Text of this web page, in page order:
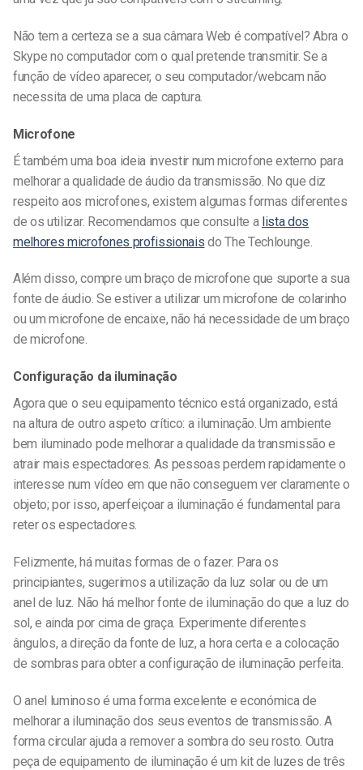
Não tem a certeza se a sua câmara Web é compatível? Abra o
Skype no computador com o qual pretende transmitir. Se a
função de vídeo aparecer, o seu computador/webcam não
necessita de uma placa de captura.
Microfone
É também uma boa ideia investir num microfone externo para
melhorar a qualidade de áudio da transmissão. No que diz
respeito aos microfones, existem algumas formas diferentes
de os utilizar. Recomendamos que consulte a lista dos
melhores microfones profissionais do The Techlounge.
Além disso, compre um braço de microfone que suporte a sua
fonte de áudio. Se estiver a utilizar um microfone de colarinho
ou um microfone de encaixe, não há necessidade de um braço
de microfone.
Configuração da iluminação
Agora que o seu equipamento técnico está organizado, está
na altura de outro aspeto crítico: a iluminação. Um ambiente
bem iluminado pode melhorar a qualidade da transmissão e
atrair mais espectadores. As pessoas perdem rapidamente o
interesse num vídeo em que não conseguem ver claramente o
objeto; por isso, aperfeiçoar a iluminação é fundamental para
reter os espectadores.
Felizmente, há muitas formas de o fazer. Para os
principiantes, sugerimos a utilização da luz solar ou de um
anel de luz. Não há melhor fonte de iluminação do que a luz do
sol, e ainda por cima de graça. Experimente diferentes
ângulos, a direção da fonte de luz, a hora certa e a colocação
de sombras para obter a configuração de iluminação perfeita.
O anel luminoso é uma forma excelente e económica de
melhorar a iluminação dos seus eventos de transmissão. A
forma circular ajuda a remover a sombra do seu rosto. Outra
peça de equipamento de iluminação é um kit de luzes de três